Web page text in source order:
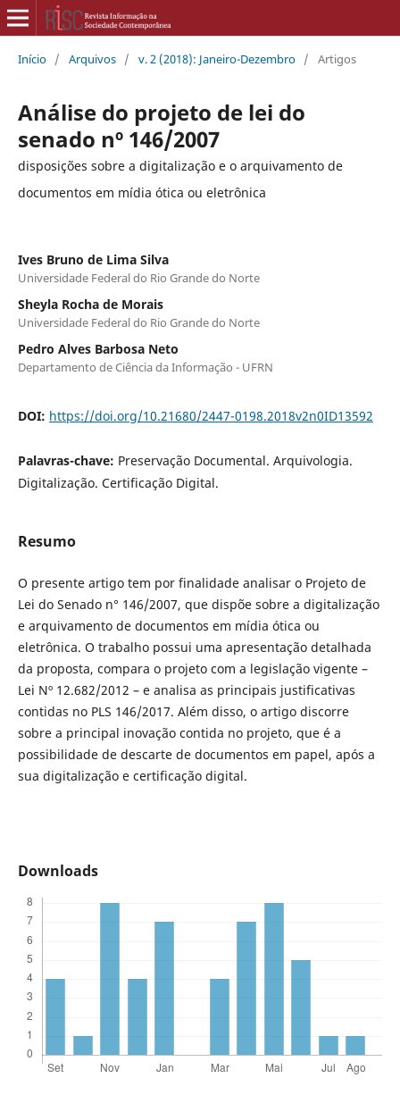
Início / Arquivos / v. 2 (2018): Janeiro-Dezembro / Artigos
Análise do projeto de lei do
senado nº 146/2007
disposições sobre a digitalização e o arquivamento de
documentos em mídia ótica ou eletrônica
Ives Bruno de Lima Silva
Universidade Federal do Rio Grande do Norte
Sheyla Rocha de Morais
Universidade Federal do Rio Grande do Norte
Pedro Alves Barbosa Neto
Departamento de Ciência da Informação - UFRN
DOI: https://doi.org/10.21680/2447-0198.2018v2n0ID13592
Palavras-chave: Preservação Documental. Arquivologia.
Digitalização. Certificação Digital.
Resumo
O presente artigo tem por finalidade analisar o Projeto de
Lei do Senado n° 146/2007, que dispõe sobre a digitalização
e arquivamento de documentos em mídia ótica ou
eletrônica. O trabalho possui uma apresentação detalhada
da proposta, compara o projeto com a legislação vigente –
Lei Nº 12.682/2012 – e analisa as principais justificativas
contidas no PLS 146/2017. Além disso, o artigo discorre
sobre a principal inovação contida no projeto, que é a
possibilidade de descarte de documentos em papel, após a
sua digitalização e certificação digital.
Downloads